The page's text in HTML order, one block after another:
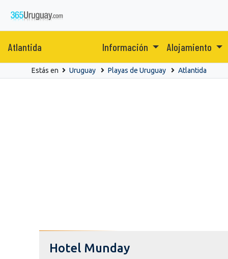
Atlantida Información Alojamiento
Estás en Uruguay Playas de Uruguay Atlantida
Hotel Munday